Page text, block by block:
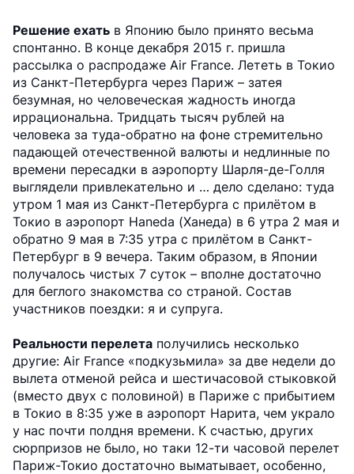
Решение ехать в Японию было принято весьма
спонтанно. В конце декабря 2015 г. пришла
рассылка о распродаже Air France. Лететь в Токио
из Санкт-Петербурга через Париж – затея
безумная, но человеческая жадность иногда
иррациональна. Тридцать тысяч рублей на
человека за туда-обратно на фоне стремительно
падающей отечественной валюты и недлинные по
времени пересадки в аэропорту Шарля-де-Голля
выглядели привлекательно и … дело сделано: туда
утром 1 мая из Санкт-Петербурга с прилётом в
Токио в аэропорт Haneda (Ханеда) в 6 утра 2 мая и
обратно 9 мая в 7:35 утра с прилётом в Санкт-
Петербург в 9 вечера. Таким образом, в Японии
получалось чистых 7 суток – вполне достаточно
для беглого знакомства со страной. Состав
участников поездки: я и супруга.
Реальности перелета получились несколько
другие: Air France «подкузьмила» за две недели до
вылета отменой рейса и шестичасовой стыковкой
(вместо двух с половиной) в Париже с прибытием
в Токио в 8:35 уже в аэропорт Нарита, чем украло
у нас почти полдня времени. К счастью, других
сюрпризов не было, но таки 12-ти часовой перелет
Париж-Токио достаточно выматывает, особенно,